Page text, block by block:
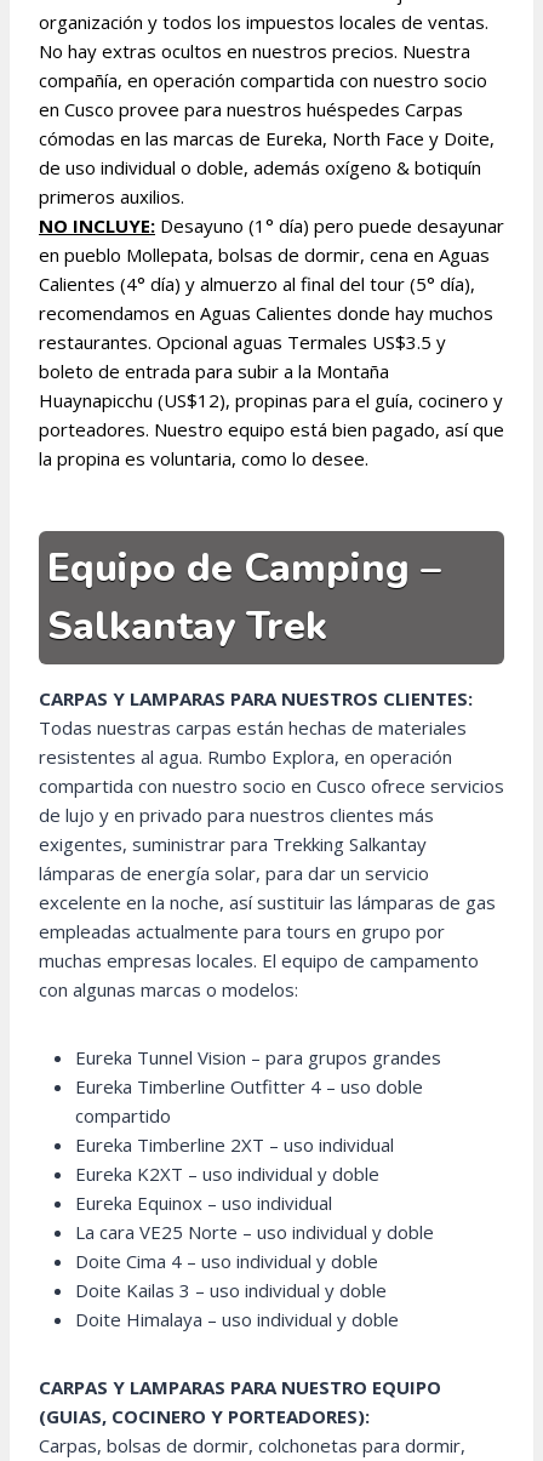
organización y todos los impuestos locales de ventas.
No hay extras ocultos en nuestros precios. Nuestra
compañía, en operación compartida con nuestro socio
en Cusco provee para nuestros huéspedes Carpas
cómodas en las marcas de Eureka, North Face y Doite,
de uso individual o doble, además oxígeno & botiquín
primeros auxilios.
NO INCLUYE: Desayuno (1° día) pero puede desayunar
en pueblo Mollepata, bolsas de dormir, cena en Aguas
Calientes (4° día) y almuerzo al final del tour (5° día),
recomendamos en Aguas Calientes donde hay muchos
restaurantes. Opcional aguas Termales US$3.5 y
boleto de entrada para subir a la Montaña
Huaynapicchu (US$12), propinas para el guía, cocinero y
porteadores. Nuestro equipo está bien pagado, así que
la propina es voluntaria, como lo desee.
Equipo de Camping –
Salkantay Trek
CARPAS Y LAMPARAS PARA NUESTROS CLIENTES:
Todas nuestras carpas están hechas de materiales
resistentes al agua. Rumbo Explora, en operación
compartida con nuestro socio en Cusco ofrece servicios
de lujo y en privado para nuestros clientes más
exigentes, suministrar para Trekking Salkantay
lámparas de energía solar, para dar un servicio
excelente en la noche, así sustituir las lámparas de gas
empleadas actualmente para tours en grupo por
muchas empresas locales. El equipo de campamento
con algunas marcas o modelos:
Eureka Tunnel Vision – para grupos grandes
Eureka Timberline Outfitter 4 – uso doble
compartido
Eureka Timberline 2XT – uso individual
Eureka K2XT – uso individual y doble
Eureka Equinox – uso individual
La cara VE25 Norte – uso individual y doble
Doite Cima 4 – uso individual y doble
Doite Kailas 3 – uso individual y doble
Doite Himalaya – uso individual y doble
CARPAS Y LAMPARAS PARA NUESTRO EQUIPO
(GUIAS, COCINERO Y PORTEADORES):
Carpas, bolsas de dormir, colchonetas para dormir,